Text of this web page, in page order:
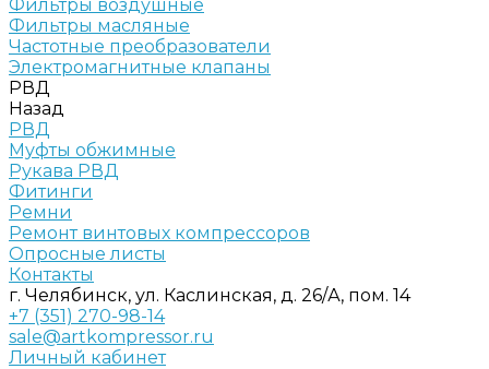
Фильтры воздушные
Фильтры масляные
Частотные преобразователи
Электромагнитные клапаны
РВД
Назад
РВД
Муфты обжимные
Рукава РВД
Фитинги
Ремни
Ремонт винтовых компрессоров
Опросные листы
Контакты
г. Челябинск, ул. Каслинская, д. 26/А, пом. 14
+7 (351) 270-98-14
sale@artkompressor.ru
Личный кабинет